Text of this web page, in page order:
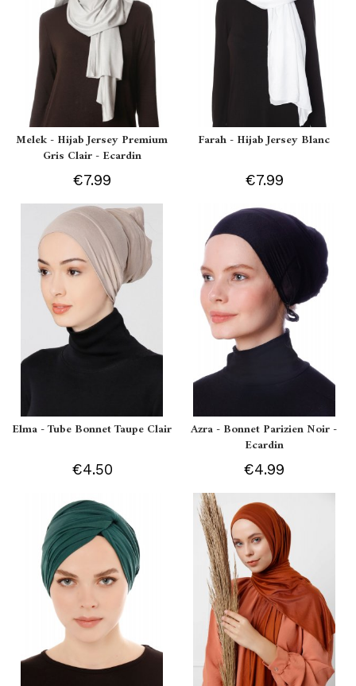
Melek - Hijab Jersey Premium
Gris Clair - Ecardin
€7.99
Farah - Hijab Jersey Blanc
€7.99
Elma - Tube Bonnet Taupe Clair
€4.50
Azra - Bonnet Parizien Noir -
Ecardin
€4.99